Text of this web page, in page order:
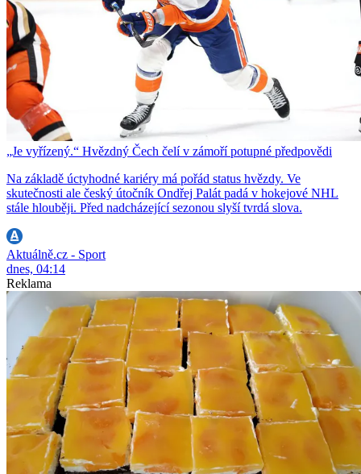
„Je vyřízený.“ Hvězdný Čech čelí v zámoří potupné předpovědi
Na základě úctyhodné kariéry má pořád status hvězdy. Ve
skutečnosti ale český útočník Ondřej Palát padá v hokejové NHL
stále hlouběji. Před nadcházející sezonou slyší tvrdá slova.
Aktuálně.cz - Sport
dnes, 04:14
Reklama